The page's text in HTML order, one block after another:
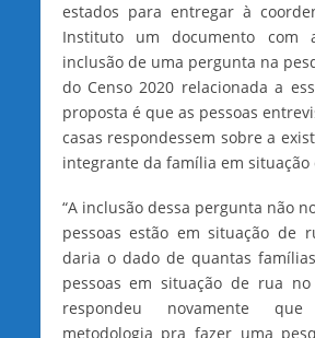
estados para entregar à
Instituto um documento com
inclusão de uma pergunta na
do Censo 2020 relacionada a
proposta é que as pessoas
casas respondessem sobre a
integrante da família em situação
“A inclusão dessa pergunta não
pessoas estão em situação de
daria o dado de quantas
pessoas em situação de rua no
respondeu novamente
metodologia pra fazer uma